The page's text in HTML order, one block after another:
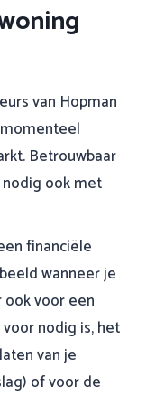
van Hopman
Betrouwbaar
nodig ook met
financiële
wanneer je
ook voor een
nodig is, het
van je
of voor de